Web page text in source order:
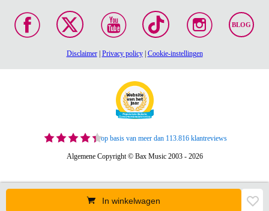
In winkelwagen
BLOG
Disclaimer| Privacy policy| Cookie-instellingen
op basis van meer dan 113.816 klantreviews
Algemene Copyright © Bax Music 2003 - 2026